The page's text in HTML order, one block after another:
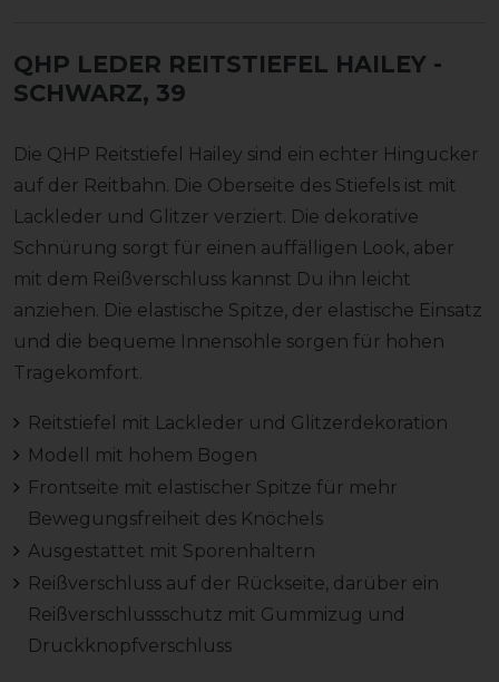
QHP LEDER REITSTIEFEL HAILEY -
SCHWARZ, 39
Die QHP Reitstiefel Hailey sind ein echter Hingucker
auf der Reitbahn. Die Oberseite des Stiefels ist mit
Lackleder und Glitzer verziert. Die dekorative
Schnürung sorgt für einen auffälligen Look, aber
mit dem Reißverschluss kannst Du ihn leicht
anziehen. Die elastische Spitze, der elastische Einsatz
und die bequeme Innensohle sorgen für hohen
Tragekomfort.
Reitstiefel mit Lackleder und Glitzerdekoration
Modell mit hohem Bogen
Frontseite mit elastischer Spitze für mehr
Bewegungsfreiheit des Knöchels
Ausgestattet mit Sporenhaltern
Reißverschluss auf der Rückseite, darüber ein
Reißverschlussschutz mit Gummizug und
Druckknopfverschluss